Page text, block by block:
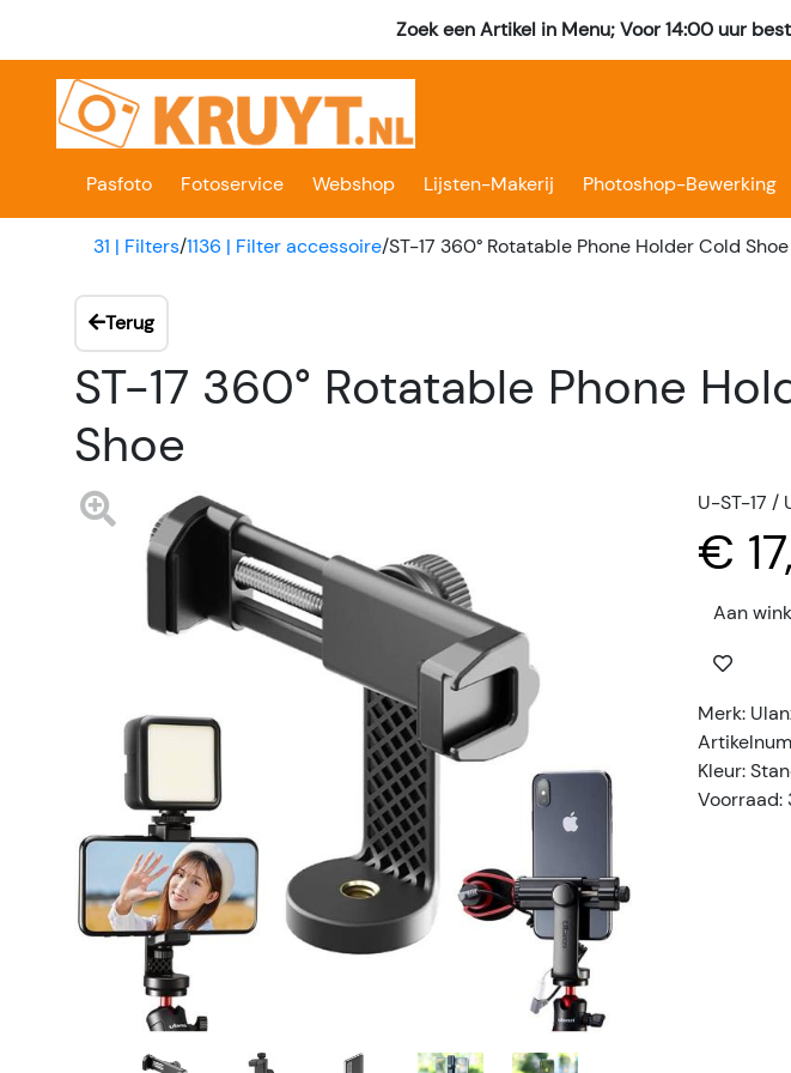
Zoek een Artikel in Menu; Voor 14:00 uur
Pasfoto Fotoservice Webshop Lijsten-Makerij Photoshop-Bewerking
31 | Filters/1136 | Filter accessoire/ST-17 360° Rotatable Phone Holder Cold Shoe
Terug
ST-17 360° Rotatable Phone
Shoe
U-ST-17 /
€
Aan
Merk:
Kleur:
Voorraad: